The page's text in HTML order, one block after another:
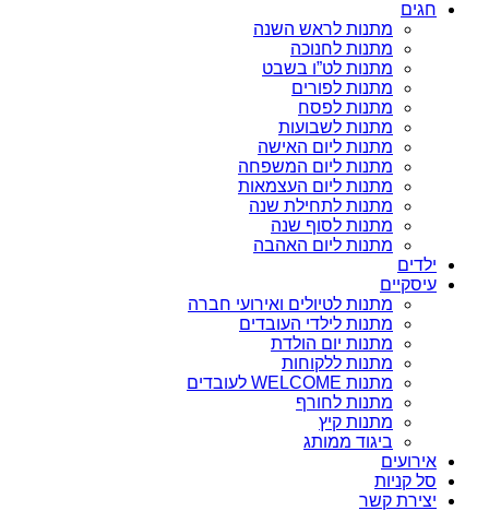
חגים
מתנות לראש השנה
מתנות לחנוכה
מתנות לט”ו בשבט
מתנות לפורים
מתנות לפסח
מתנות לשבועות
מתנות ליום האישה
מתנות ליום המשפחה
מתנות ליום העצמאות
מתנות לתחילת שנה
מתנות לסוף שנה
מתנות ליום האהבה
ילדים
עיסקיים
מתנות לטיולים ואירועי חברה
מתנות לילדי העובדים
מתנות יום הולדת
מתנות ללקוחות
מתנות WELCOME לעובדים
מתנות לחורף
מתנות קיץ
ביגוד ממותג
אירועים
סל קניות
יצירת קשר